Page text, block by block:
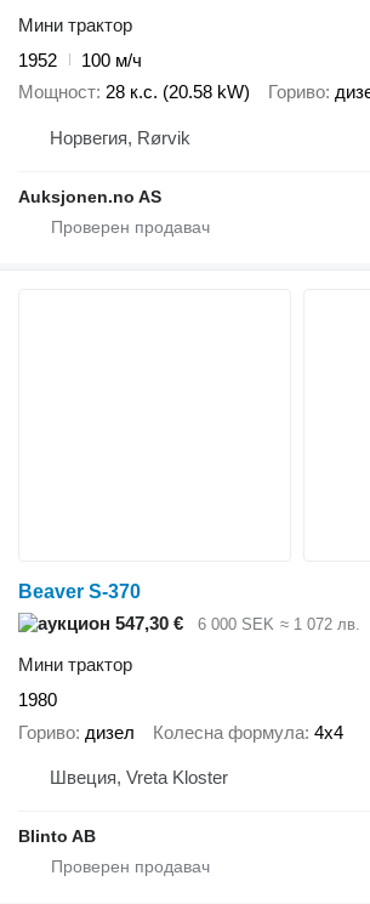
Мини трактор
1952
100 м/ч
Мощност 28 к.с. (20.58 kW) Гориво
Норвегия, Rørvik
Auksjonen.no AS
Beaver S-370
547,30 €
6 000 SEK ≈ 1 072 лв.
Мини трактор
1980
Гориво дизел Колесна формула 4x4
Швеция, Vreta Kloster
Blinto AB